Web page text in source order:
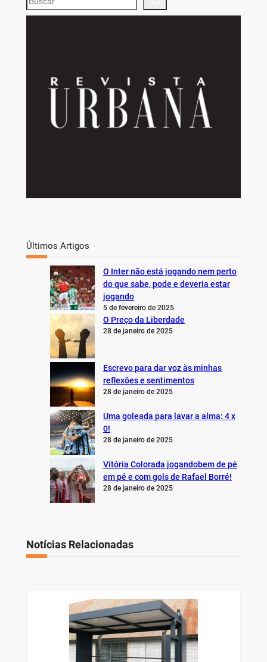
e
Últimos Artigos
O Inter não está jogando nem perto
do que sabe, pode e deveria estar
jogando
5 de fevereiro de 2025
O Preço da Liberdade
28 de janeiro de 2025
Escrevo para dar voz às minhas
reflexões e sentimentos
28 de janeiro de 2025
Uma goleada para lavar a alma: 4 x
0!
28 de janeiro de 2025
Vitória Colorada jogandobem de pé
em pé e com gols de Rafael Borré!
28 de janeiro de 2025
Notícias Relacionadas